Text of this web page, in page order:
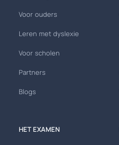
Voor ouders
Leren met dyslexie
Voor scholen
Partners
Blogs
HET EXAMEN